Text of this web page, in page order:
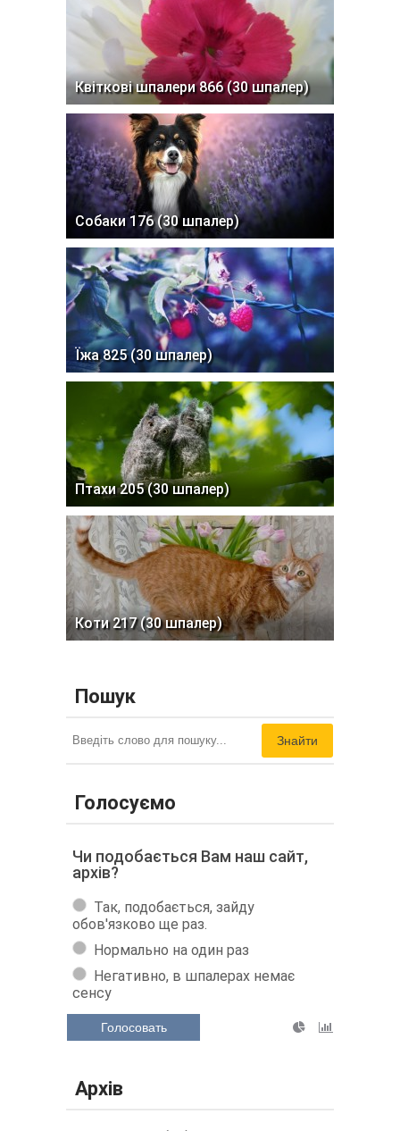
Квіткові шпалери 866 (30 шпалер)
Собаки 176 (30 шпалер)
Їжа 825 (30 шпалер)
Птахи 205 (30 шпалер)
Коти 217 (30 шпалер)
Пошук
Знайти
Голосуємо
Чи подобається Вам наш сайт,
архів?
Так, подобається, зайду
обов'язково ще раз.
Нормально на один раз
Негативно, в шпалерах немає
сенсу
Голосовать
Архів